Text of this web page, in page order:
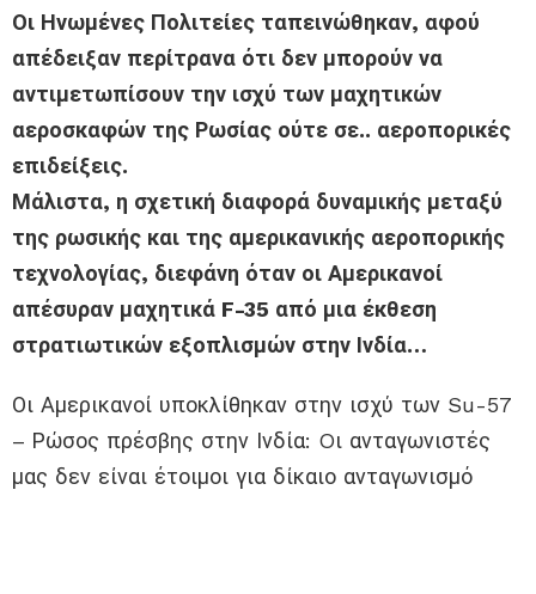
Οι Ηνωμένες Πολιτείες ταπεινώθηκαν, αφού
απέδειξαν περίτρανα ότι δεν μπορούν να
αντιμετωπίσουν την ισχύ των μαχητικών
αεροσκαφών της Ρωσίας ούτε σε.. αεροπορικές
επιδείξεις.
Μάλιστα, η σχετική διαφορά δυναμικής μεταξύ
της ρωσικής και της αμερικανικής αεροπορικής
τεχνολογίας, διεφάνη όταν οι Αμερικανοί
απέσυραν μαχητικά F-35 από μια έκθεση
στρατιωτικών εξοπλισμών στην Ινδία…
Οι Αμερικανοί υποκλίθηκαν στην ισχύ των Su-57
– Ρώσος πρέσβης στην Ινδία: Oι ανταγωνιστές
μας δεν είναι έτοιμοι για δίκαιο ανταγωνισμό